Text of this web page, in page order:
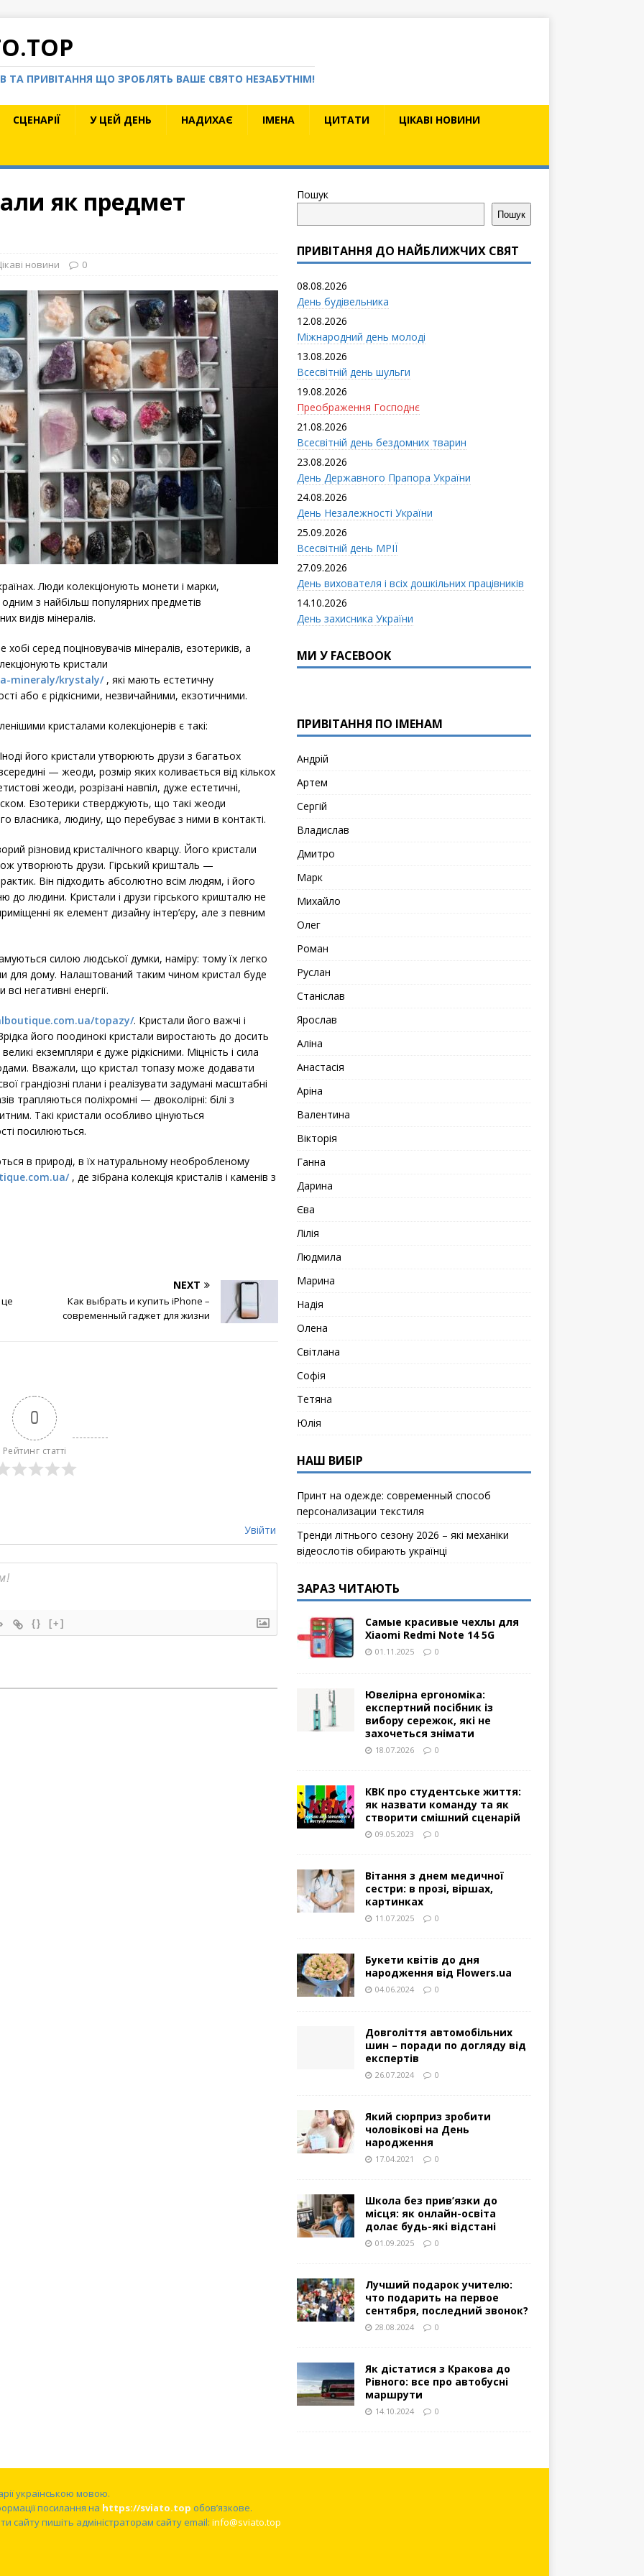
ТА ПРИВІТАННЯ ЩО ЗРОБЛЯТЬ ВАШЕ СВЯТО НЕЗАБУТНІМ!
СЦЕНАРІЇ У ЦЕЙ ДЕНЬ НАДИХАЄ ІМЕНА ЦИТАТИ ЦІКАВІ НОВИНИ
як предмет
новини 0
Люди колекціонують монети і марки,
з найбільш популярних предметів
видів мінералів.
серед поціновувачів мінералів, езотериків, а
кристали
mineraly/krystaly/, які мають естетичну
або є рідкісними, незвичайними, екзотичними.
кристалами колекціонерів є такі:
його кристали утворюють друзи з багатьох
— жеоди, розмір яких коливається від кількох
жеоди, розрізані навпіл, дуже естетичні,
Езотерики стверджують, що такі жеоди
власника, людину, що перебуває з ними в контакті.
різновид кристалічного кварцу. Його кристали
утворюють друзи. Гірський кришталь —
Він підходить абсолютно всім людям, і його
до людини. Кристали і друзи гірського кришталю не
як елемент дизайну інтер’єру, але з певним
силою людської думки, наміру: тому їх легко
для дому. Налаштований таким чином кристал буде
негативні енергії.
topazy/. Кристали його важчі і
Зрідка його поодинокі кристали виростають до досить
екземпляри є дуже рідкісними. Міцність і сила
Вважали, що кристал топазу може додавати
грандіозні плани і реалізувати задумані масштабні
трапляються поліхромні — двоколірні: білі з
Такі кристали особливо цінуються
посилюються.
в природі, в їх натуральному необробленому
, де зібрана колекція кристалів і каменів з
NEXT
Как выбрать и купить iPhone –
современный гаджет для жизни
0
Рейтинг статті
Увійти
{} [+]
Пошук
Пошук
ПРИВІТАННЯ ДО НАЙБЛИЖЧИХ СВЯТ
08.08.2026
День будівельника
12.08.2026
Міжнародний день молоді
13.08.2026
Всесвітній день шульги
19.08.2026
Преображення Господнє
21.08.2026
Всесвітній день бездомних тварин
23.08.2026
День Державного Прапора України
24.08.2026
День Незалежності України
25.09.2026
Всесвітній день МРІЇ
27.09.2026
День вихователя і всіx дошкільних працівників
14.10.2026
День захисника України
МИ У FACEBOOK
ПРИВІТАННЯ ПО ІМЕНАМ
Андрій
Артем
Сергій
Владислав
Дмитро
Марк
Михайло
Олег
Роман
Руслан
Станіслав
Ярослав
Аліна
Анастасія
Аріна
Валентина
Вікторія
Ганна
Дарина
Єва
Лілія
Людмила
Марина
Надія
Олена
Світлана
Софія
Тетяна
Юлія
НАШ ВИБІР
Принт на одежде: современный способ
персонализации текстиля
Тренди літнього сезону 2026 – які механіки
відеослотів обирають українці
ЗАРАЗ ЧИТАЮТЬ
Самые красивые чехлы для
Xiaomi Redmi Note 14 5G
01.11.2025 0
Ювелірна ергономіка:
експертний посібник із
вибору сережок, які не
захочеться знімати
18.07.2026 0
КВК про студентське життя:
як назвати команду та як
створити смішний сценарій
09.05.2023 0
Вітання з днем медичної
сестри: в прозі, віршах,
картинках
11.07.2025 0
Букети квітів до дня
народження від Flowers.ua
04.06.2024 0
Довголіття автомобільних
шин – поради по догляду від
експертів
26.07.2024 0
Який сюрприз зробити
чоловікові на День
народження
17.04.2021 0
Школа без прив’язки до
місця: як онлайн-освіта
долає будь-які відстані
01.09.2025 0
Лучший подарок учителю:
что подарить на первое
сентября, последний звонок?
28.08.2024 0
Як дістатися з Кракова до
Рівного: все про автобусні
маршрути
14.10.2024 0
українською мовою.
посилання на https://sviato.top обов’язкове.
сайту пишіть адміністраторам сайту email: info@sviato.top